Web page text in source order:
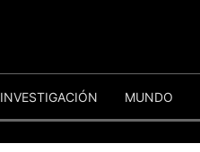
INVESTIGACIÓN MUNDO